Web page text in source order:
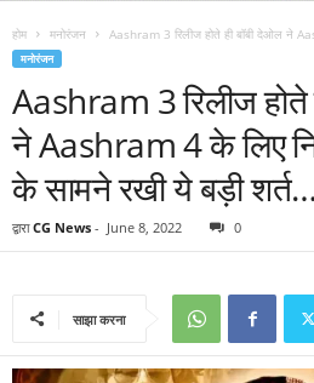
होम मनोरंजन Aashram 3 रिलीज होते ही बॉबी देओल ने
मनोरंजन
Aashram 3 रिलीज होते
ने Aashram 4 के लिए
के सामने रखी ये बड़ी शर्त…
द्वारा CG News - June 8, 2022 0
साझा करना